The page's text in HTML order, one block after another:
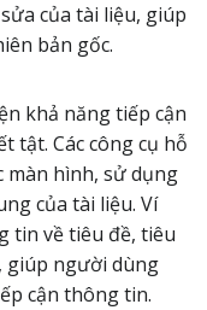
của tài liệu, giúp
bản gốc.
khả năng tiếp cận
tật. Các công cụ hỗ
hình, sử dụng
của tài liệu. Ví
tin về tiêu đề, tiêu
giúp người dùng
cận thông tin.